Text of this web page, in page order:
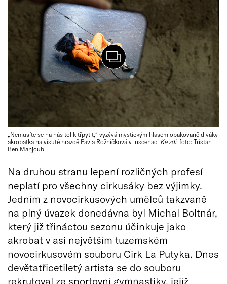
„Nemusíte se na nás tolik třpytit,“ vyzývá mystickým hlasem opakovaně diváky
akrobatka na visuté hrazdě Pavla Rožníčková v inscenaci Ke zdi, foto: Tristan
Ben Mahjoub
Na druhou stranu lepení rozličných profesí
neplatí pro všechny cirkusáky bez výjimky.
Jedním z novocirkusových umělců takzvaně
na plný úvazek donedávna byl Michal Boltnár,
který již třináctou sezonu účinkuje jako
akrobat v asi největším tuzemském
novocirkusovém souboru Cirk La Putyka. Dnes
devětatřicetiletý artista se do souboru
rekrutoval ze sportovní gymnastiky, jejíž